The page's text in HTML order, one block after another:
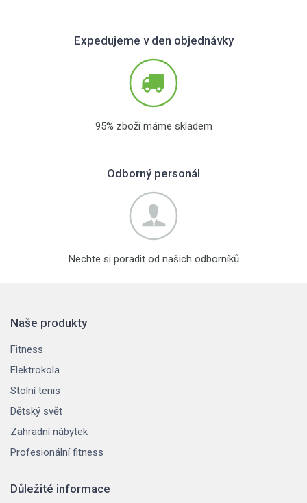
Expedujeme v den objednávky
95% zboží máme skladem
Odborný personál
Nechte si poradit od našich odborníků
Naše produkty
Fitness
Elektrokola
Stolní tenis
Dětský svět
Zahradní nábytek
Profesionální fitness
Důležité informace